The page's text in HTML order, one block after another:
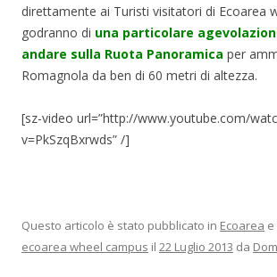
direttamente ai Turisti visitatori di Ecoarea
godranno di una particolare
andare sulla Ruota Panoramica per
Romagnola da ben di 60 metri di altezza.
[sz-video url=”http://www.youtube.com/
v=PkSzqBxrwds” /]
Questo articolo è stato pubblicato in Ecoarea
ecoarea wheel campus il 22 Luglio 2013 da